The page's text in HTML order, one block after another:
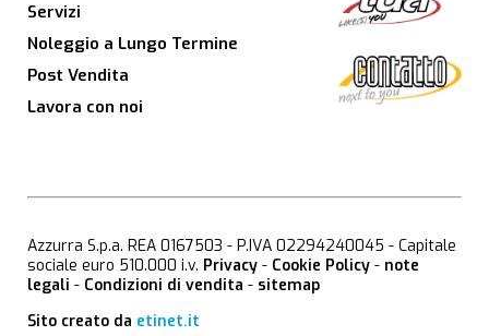
Servizi
Noleggio a Lungo Termine
Post Vendita
Lavora con noi
Azzurra S.p.a. REA 0167503 - P.IVA 02294240045 - Capitale
sociale euro 510.000 i.v. Privacy - Cookie Policy - note
legali - Condizioni di vendita - sitemap
Sito creato da etinet.it